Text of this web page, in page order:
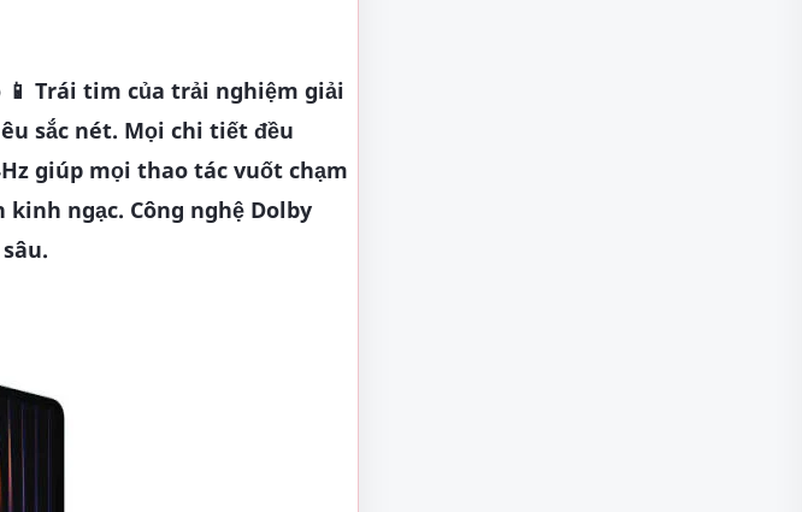
Trái tim của trải nghiệm giải
sắc nét. Mọi chi tiết đều
giúp mọi thao tác vuốt chạm
ngạc. Công nghệ Dolby